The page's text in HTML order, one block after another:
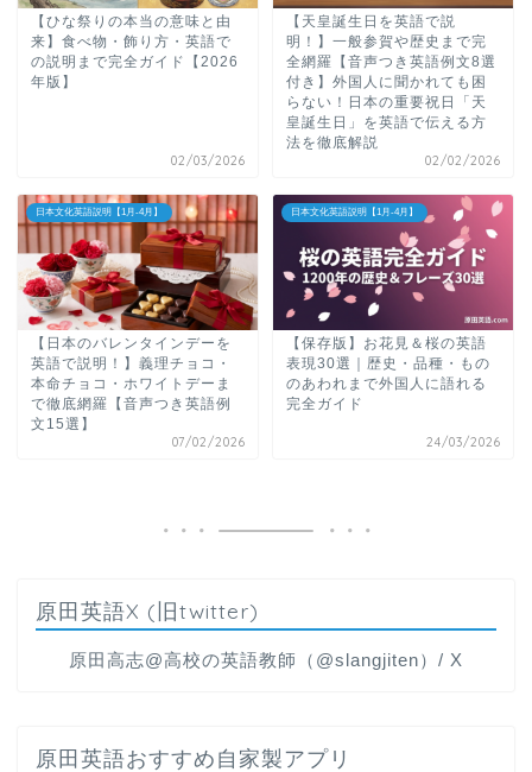
【ひな祭りの本当の意味と由
来】食べ物・飾り方・英語で
の説明まで完全ガイド【2026
年版】
02/03/2026
【天皇誕生日を英語で説
明！】一般参賀や歴史まで完
全網羅【音声つき英語例文8選
付き】外国人に聞かれても困
らない！日本の重要祝日「天
皇誕生日」を英語で伝える方
法を徹底解説
02/02/2026
日本文化英語説明【1月-4月】
【日本のバレンタインデーを
英語で説明！】義理チョコ・
本命チョコ・ホワイトデーま
で徹底網羅【音声つき英語例
文15選】
07/02/2026
日本文化英語説明【1月-4月】
【保存版】お花見＆桜の英語
表現30選｜歴史・品種・もの
のあわれまで外国人に語れる
完全ガイド
24/03/2026
原田英語X (旧twitter)
原田高志@高校の英語教師（@slangjiten）/ X
原田英語おすすめ自家製アプリ